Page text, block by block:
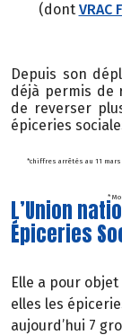
(dont VRAC
Depuis son
déjà permis de
de reverser
épiceries
*chiffres arrêtés au 11
*
L’Union
Épiceries
Elle a pour
elles les
aujourd’hui 7